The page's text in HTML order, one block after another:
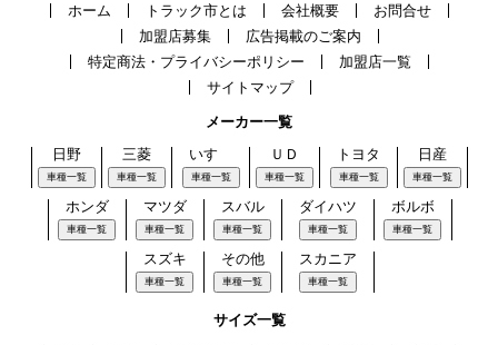
ホーム トラック市とは 会社概要
お問合せ
加盟店募集
広告掲載のご案内
特定商法・プライバシーポリシー
加盟店一覧
サイトマップ
メーカー一覧
日野
車種一覧
三菱
車種一覧
いすゞ
車種一覧
ＵＤ
車種一覧
トヨタ
車種一覧
日産
車種一覧
ホンダ
車種一覧
マツダ
車種一覧
スバル
車種一覧
ダイハツ
車種一覧
ボルボ
車種一覧
スズキ
車種一覧
その他
車種一覧
スカニア
車種一覧
サイズ一覧